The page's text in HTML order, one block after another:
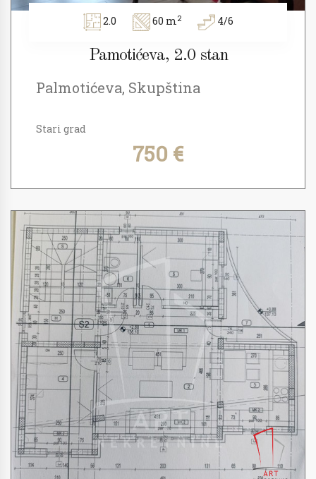
2.0 60 m2 4/6
Pamotićeva, 2.0 stan
Palmotićeva, Skupština
Stari grad
750 €